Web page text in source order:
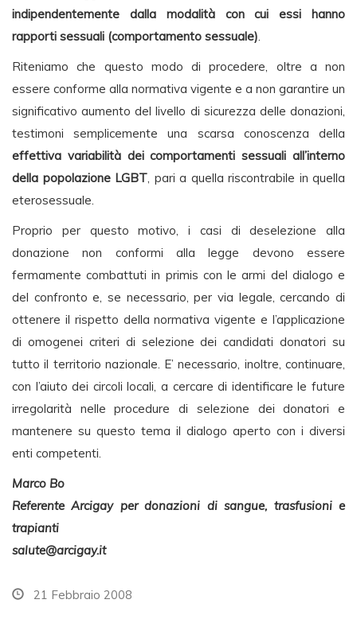
indipendentemente dalla modalità con cui essi hanno
rapporti sessuali (comportamento sessuale).
Riteniamo che questo modo di procedere, oltre a non
essere conforme alla normativa vigente e a non garantire un
significativo aumento del livello di sicurezza delle donazioni,
testimoni semplicemente una scarsa conoscenza della
effettiva variabilità dei comportamenti sessuali all’interno
della popolazione LGBT, pari a quella riscontrabile in quella
eterosessuale.
Proprio per questo motivo, i casi di deselezione alla
donazione non conformi alla legge devono essere
fermamente combattuti in primis con le armi del dialogo e
del confronto e, se necessario, per via legale, cercando di
ottenere il rispetto della normativa vigente e l’applicazione
di omogenei criteri di selezione dei candidati donatori su
tutto il territorio nazionale. E’ necessario, inoltre, continuare,
con l’aiuto dei circoli locali, a cercare di identificare le future
irregolarità nelle procedure di selezione dei donatori e
mantenere su questo tema il dialogo aperto con i diversi
enti competenti.
Marco Bo
Referente Arcigay per donazioni di sangue, trasfusioni e
trapianti
salute@arcigay.it
21 Febbraio 2008